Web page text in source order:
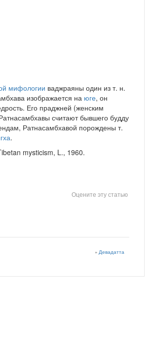
мифологии ваджраяны один из т. н.
изображается на юге, он
Его праджней (женским
считают бывшего будду
Ратнасамбхавой порождены т.
.
mysticism, L., 1960.
Оцените эту статью
» Девадатта